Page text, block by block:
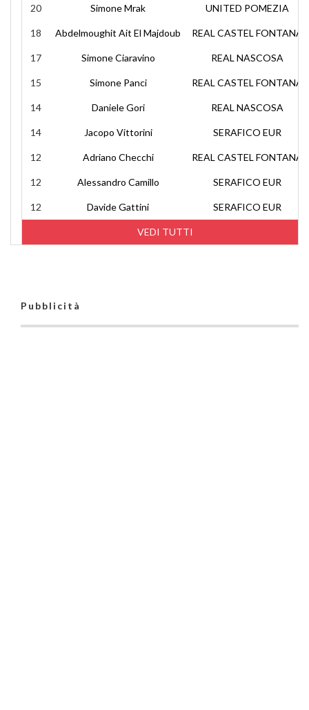
VEDI TUTTI
20 Simone Mrak UNITED POMEZIA
18 Abdelmoughit Ait El Majdoub REAL CASTEL FONTANA
17 Simone Ciaravino REAL NASCOSA
15 Simone Panci REAL CASTEL FONTANA
14 Daniele Gori REAL NASCOSA
14 Jacopo Vittorini SERAFICO EUR
12 Adriano Checchi REAL CASTEL FONTANA
12 Alessandro Camillo SERAFICO EUR
12 Davide Gattini SERAFICO EUR
Pubblicità